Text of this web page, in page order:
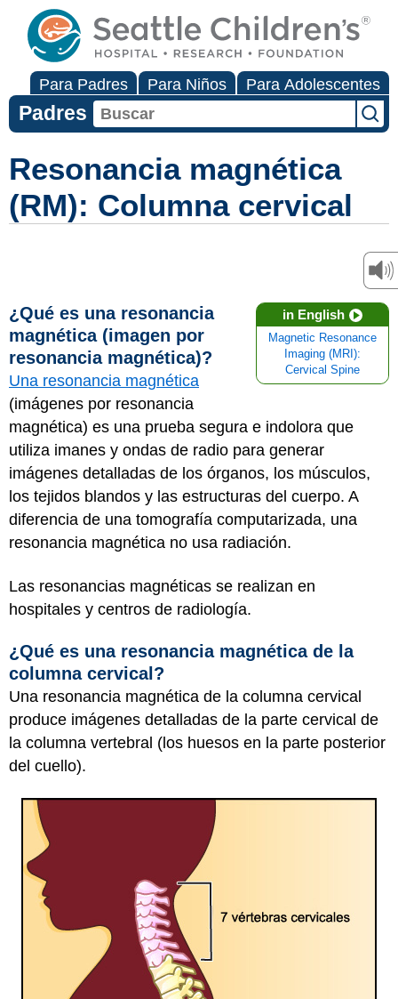
Para Padres Para Niños Para Adolescentes
Padres
Resonancia magnética
(RM): Columna cervical
in English
Magnetic Resonance
Imaging (MRI):
Cervical Spine
¿Qué es una resonancia
magnética (imagen por
resonancia magnética)?
Una resonancia magnética
(imágenes por resonancia
magnética) es una prueba segura e indolora que
utiliza imanes y ondas de radio para generar
imágenes detalladas de los órganos, los músculos,
los tejidos blandos y las estructuras del cuerpo. A
diferencia de una tomografía computarizada, una
resonancia magnética no usa radiación.
Las resonancias magnéticas se realizan en
hospitales y centros de radiología.
¿Qué es una resonancia magnética de la
columna cervical?
Una resonancia magnética de la columna cervical
produce imágenes detalladas de la parte cervical de
la columna vertebral (los huesos en la parte posterior
del cuello).